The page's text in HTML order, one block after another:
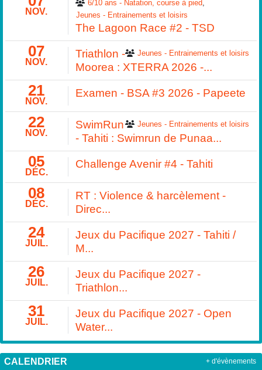
NOV.
6/10 ans - Natation, course à pied
Jeunes - Entrainements et loisirs
The Lagoon Race #2 - TSD
07
NOV.
Jeunes - Entrainements et loisirs
Triathlon -
Moorea : XTERRA 2026 -...
21
NOV.
Examen - BSA #3 2026 - Papeete
22
NOV.
Jeunes - Entrainements et loisirs
SwimRun
- Tahiti : Swimrun de Punaa...
05
DÉC.
Challenge Avenir #4 - Tahiti
08
DÉC.
RT : Violence & harcèlement -
Direc...
24
JUIL.
Jeux du Pacifique 2027 - Tahiti /
M...
26
JUIL.
Jeux du Pacifique 2027 -
Triathlon...
31
JUIL.
Jeux du Pacifique 2027 - Open
Water...
CALENDRIER + d'évènements